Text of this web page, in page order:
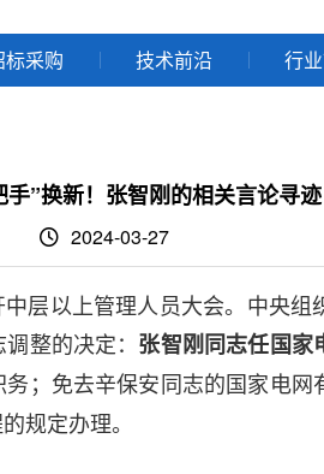
标采购 技术前沿 行
手”换新！张智刚的相关言论寻迹
2024-03-27
层以上管理人员大会。中央组
整的决定： 张智刚同志任国家
；免去辛保安同志的国家电
规定办理。